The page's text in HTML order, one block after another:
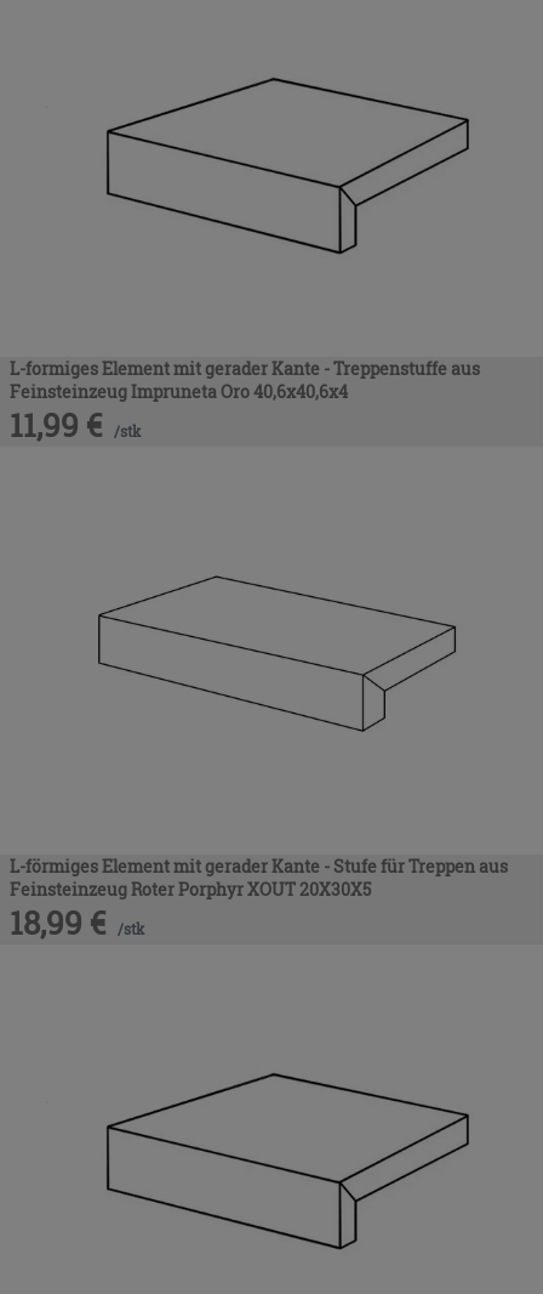
L-formiges Element mit gerader Kante - Treppenstuffe aus
Feinsteinzeug Impruneta Oro 40,6x40,6x4
11,99 € /stk
L-förmiges Element mit gerader Kante - Stufe für Treppen aus
Feinsteinzeug Roter Porphyr XOUT 20X30X5
18,99 € /stk